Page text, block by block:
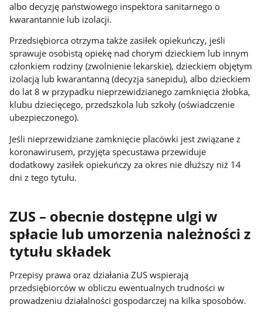
albo decyzję państwowego inspektora sanitarnego o
kwarantannie lub izolacji.
Przedsiębiorca otrzyma także zasiłek opiekuńczy, jeśli
sprawuje osobistą opiekę nad chorym dzieckiem lub innym
członkiem rodziny (zwolnienie lekarskie), dzieckiem objętym
izolacją lub kwarantanną (decyzja sanepidu), albo dzieckiem
do lat 8 w przypadku nieprzewidzianego zamknięcia żłobka,
klubu dziecięcego, przedszkola lub szkoły (oświadczenie
ubezpieczonego).
Jeśli nieprzewidziane zamknięcie placówki jest związane z
koronawirusem, przyjęta specustawa przewiduje
dodatkowy zasiłek opiekuńczy za okres nie dłuższy niż 14
dni z tego tytułu.
ZUS – obecnie dostępne ulgi w
spłacie lub umorzenia należności z
tytułu składek
Przepisy prawa oraz działania ZUS wspierają
przedsiębiorców w obliczu ewentualnych trudności w
prowadzeniu działalności gospodarczej na kilka sposobów.